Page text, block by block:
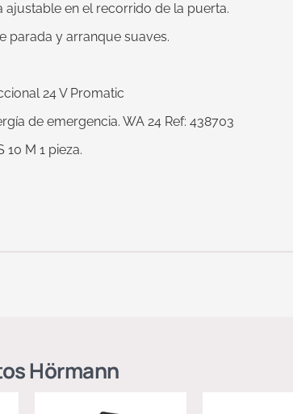
ajustable en el recorrido de la puerta.
parada y arranque suaves.
24 V Promatic
de emergencia. WA 24 Ref: 438703
10 M 1 pieza.
Hörmann